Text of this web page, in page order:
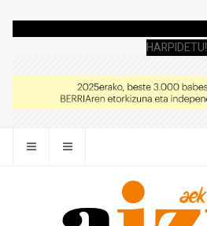
HARPIDETU!